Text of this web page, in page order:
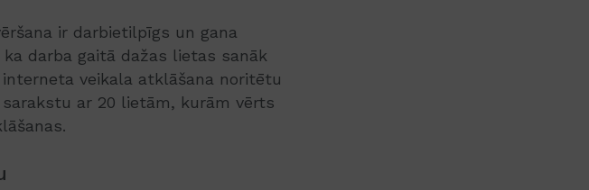
ir darbietilpīgs un gana
darba gaitā dažas lietas sanāk
veikala atklāšana noritētu
ar 20 lietām, kurām vērts